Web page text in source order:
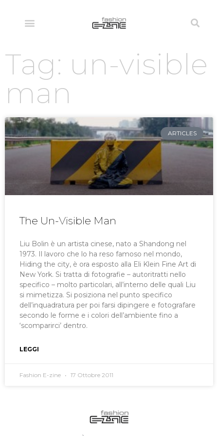
Tag: un-visible
man
ARTICLES
The Un-Visible Man
Liu Bolin è un artista cinese, nato a Shandong nel
1973. Il lavoro che lo ha reso famoso nel mondo,
Hiding the city, è ora esposto alla Eli Klein Fine Art di
New York. Si tratta di fotografie – autoritratti nello
specifico – molto particolari, all’interno delle quali Liu
si mimetizza. Si posiziona nel punto specifico
dell’inquadratura per poi farsi dipingere e fotografare
secondo le forme e i colori dell’ambiente fino a
‘scomparirci’ dentro.
LEGGI
Fashion E-zine 17 Ottobre 2011